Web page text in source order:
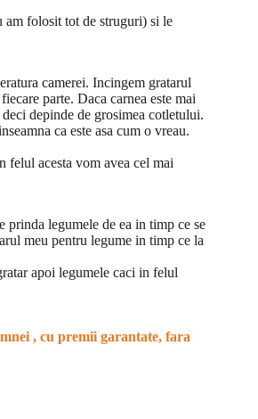
am folosit tot de struguri) si le
camerei. Incingem gratarul
parte. Daca carnea este mai
depinde de grosimea cotletului.
ca este asa cum o vreau.
felul acesta vom avea cel mai
prinda legumele de ea in timp ce se
meu pentru legume in timp ce la
apoi legumele caci in felul
, cu premii garantate, fara